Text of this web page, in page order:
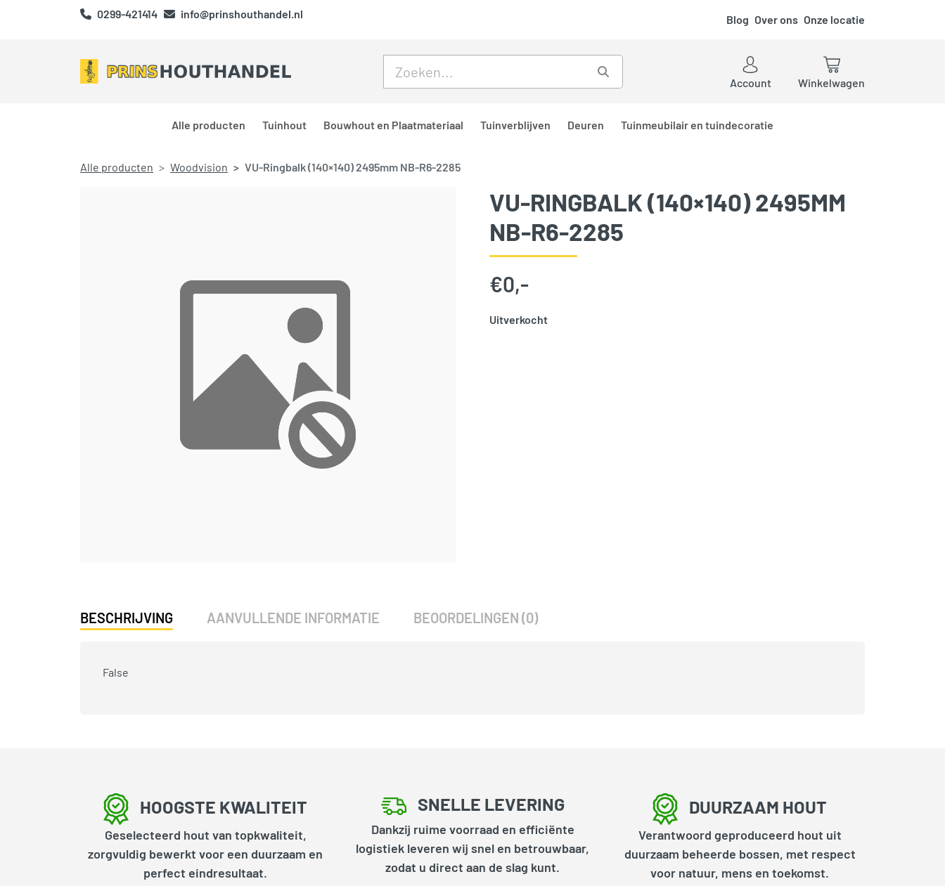
0299-421414 info@prinshouthandel.nl Blog Over ons Onze locatie
Account
Winkelwagen
Alle producten Tuinhout Bouwhout en Plaatmateriaal Tuinverblijven Deuren Tuinmeubilair en tuindecoratie
Alle producten Woodvision VU-Ringbalk (140×140) 2495mm NB-R6-2285
VU-RINGBALK (140×140) 2495MM
NB-R6-2285
€0,-
Uitverkocht
BESCHRIJVING AANVULLENDE INFORMATIE BEOORDELINGEN (0)
False
HOOGSTE KWALITEIT
Geselecteerd hout van topkwaliteit,
zorgvuldig bewerkt voor een duurzaam en
perfect eindresultaat.
SNELLE LEVERING
Dankzij ruime voorraad en efficiënte
logistiek leveren wij snel en betrouwbaar,
zodat u direct aan de slag kunt.
DUURZAAM HOUT
Verantwoord geproduceerd hout uit
duurzaam beheerde bossen, met respect
voor natuur, mens en toekomst.